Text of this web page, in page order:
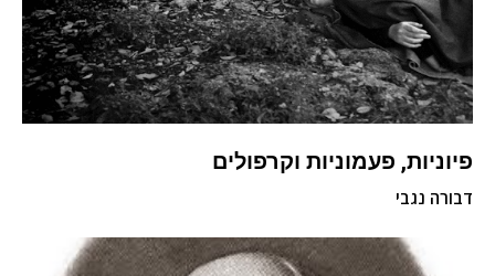
פיוניות, פעמוניות וקרפולים
דבורה נגבי